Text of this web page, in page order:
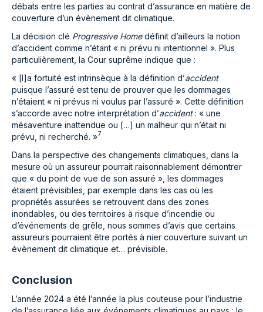
débats entre les parties au contrat d’assurance en matière de
couverture d’un évènement dit climatique.
La décision clé Progressive Homedéfinit d’ailleurs la notion
d’accident comme n’étant « ni prévu ni intentionnel ». Plus
particulièrement, la Cour suprême indique que :
« [l]a fortuité est intrinsèque à la définition d’accident
puisque l’assuré est tenu de prouver que les dommages
n’étaient « ni prévus ni voulus par l’assuré ». Cette définition
s’accorde avec notre interprétation d’accident: « une
mésaventure inattendue ou […] un malheur qui n’était ni
prévu, ni recherché. »7
Dans la perspective des changements climatiques, dans la
mesure où un assureur pourrait raisonnablement démontrer
que « du point de vue de son assuré », les dommages
étaient prévisibles, par exemple dans les cas où les
propriétés assurées se retrouvent dans des zones
inondables, ou des territoires à risque d’incendie ou
d’événements de grêle, nous sommes d’avis que certains
assureurs pourraient être portés à nier couverture suivant un
évènement dit climatique et… prévisible.
Conclusion
L’année 2024 a été l’année la plus couteuse pour l’industrie